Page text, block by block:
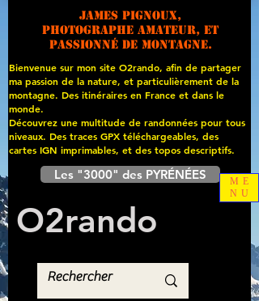
James PIGNOUX,
photographe amateur, et
passionné de montagne.
Bienvenue sur mon site O2rando, afin de partager
ma passion de la nature, et particulièrement de la
montagne. Des itinéraires en France et dans le
monde.
Découvrez une multitude de randonnées pour tous
niveaux. Des traces GPX téléchargeables, des
cartes IGN imprimables, et des topos descriptifs.
Les "3000" des PYRÉNÉES
O2rando
ME
NU